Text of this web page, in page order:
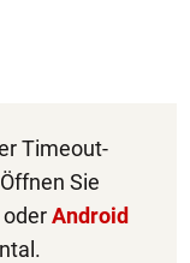
Timeout-
Sie
oderAndroid